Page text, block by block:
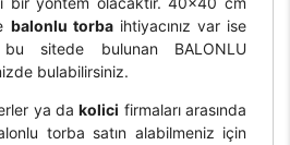
balonlu torbaihtiyacınız var ise
bu sitede bulunan BALONLU
bulabilirsiniz.
ya dakolici firmaları arasında
torba satın alabilmeniz için